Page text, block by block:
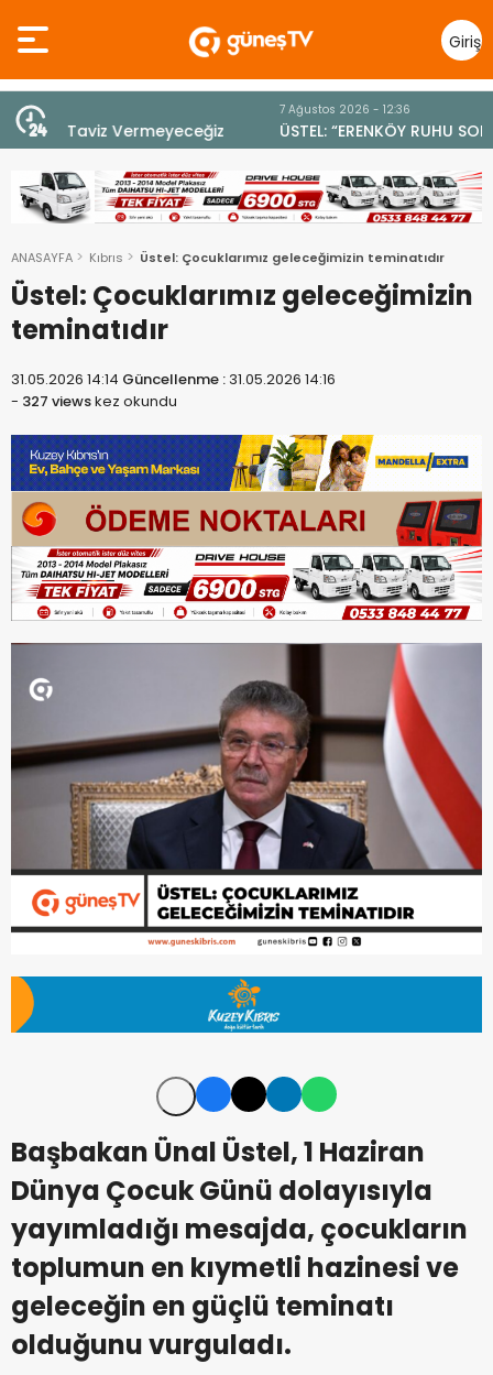
Giriş
Yap
ÜSTEL: “ERENKÖY RUHU SONSUZA DEK YAŞAYACAK”
ANASAYFA Kıbrıs Üstel: Çocuklarımız geleceğimizin teminatıdır
Üstel: Çocuklarımız geleceğimizin
teminatıdır
31.05.2026 14:14 Güncellenme :31.05.2026 14:16
- 327 viewskez okundu
Başbakan Ünal Üstel, 1 Haziran
Dünya Çocuk Günü dolayısıyla
yayımladığı mesajda, çocukların
toplumun en kıymetli hazinesi ve
geleceğin en güçlü teminatı
olduğunu vurguladı.